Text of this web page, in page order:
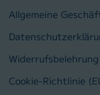
Allgemeine
Cookie-Richtlinie